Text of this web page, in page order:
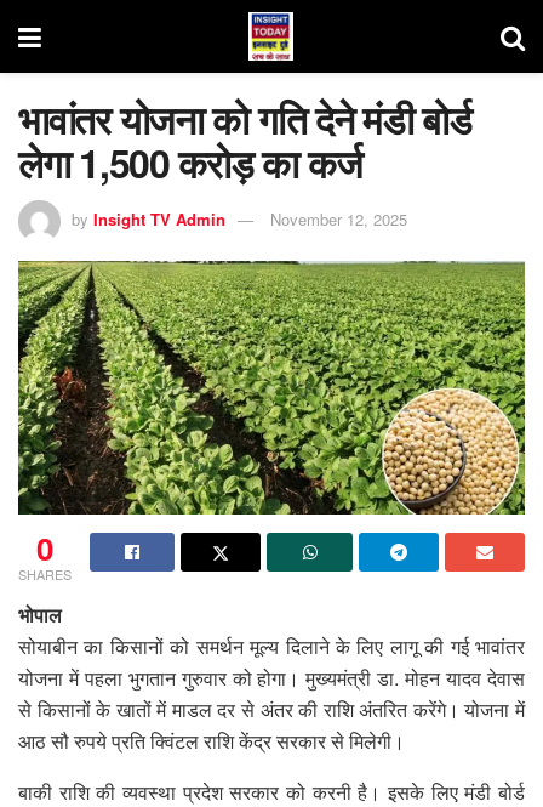
भावांतर योजना को गति देने मंडी बोर्ड
लेगा 1,500 करोड़ का कर्ज
by Insight TV Admin November 12, 2025
0
SHARES
भोपाल
सोयाबीन का किसानों को समर्थन मूल्य दिलाने के लिए लागू की गई भावांतर
योजना में पहला भुगतान गुरुवार को होगा। मुख्यमंत्री डा. मोहन यादव देवास
से किसानों के खातों में माडल दर से अंतर की राशि अंतरित करेंगे। योजना में
आठ सौ रुपये प्रति क्विंटल राशि केंद्र सरकार से मिलेगी।
बाकी राशि की व्यवस्था प्रदेश सरकार को करनी है। इसके लिए मंडी बोर्ड